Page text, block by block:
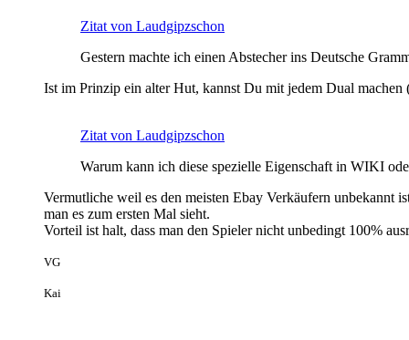
Zitat von Laudgipzschon
Gestern machte ich einen Abstecher ins Deutsche
Ist im Prinzip ein alter Hut, kannst Du mit jedem Dual
Zitat von Laudgipzschon
Warum kann ich diese spezielle Eigenschaft in WIKI
Vermutliche weil es den meisten Ebay Verkäufern unbekannt
man es zum ersten Mal sieht.
Vorteil ist halt, dass man den Spieler nicht unbedingt 100%
VG
Kai